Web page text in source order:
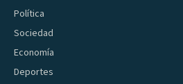
Política
Sociedad
Economía
Deportes